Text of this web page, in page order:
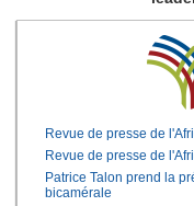
Revue de presse de
Revue de presse de
Patrice Talon prend la
bicamérale